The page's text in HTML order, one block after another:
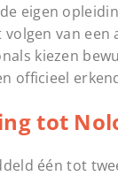
eigen
van
kiezen
officieel
tot
één tot